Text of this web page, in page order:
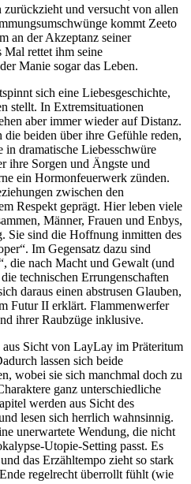
zurückzieht und versucht von allen
kommt Zeeto
an der Akzeptanz seiner
Mal rettet ihm seine
Manie sogar das Leben.
sich eine Liebesgeschichte,
stellt. In Extremsituationen
aber immer wieder auf Distanz.
beiden über ihre Gefühle reden,
dramatische Liebesschwüre
ihre Sorgen und Ängste und
ein Hormonfeuerwerk zünden.
zwischen den
Respekt geprägt. Hier leben viele
Männer, Frauen und Enbys,
Sie sind die Hoffnung inmitten des
Im Gegensatz dazu sind
die nach Macht und Gewalt (und
technischen Errungenschaften
daraus einen abstrusen Glauben,
Futur II erklärt. Flammenwerfer
ihrer Raubzüge inklusive.
Sicht von LayLay im Präteritum
lassen sich beide
wobei sie sich manchmal doch zu
ganz unterschiedliche
werden aus Sicht des
lesen sich herrlich wahnsinnig.
unerwartete Wendung, die nicht
Utopie-Setting passt. Es
das Erzähltempo zieht so stark
regelrecht überrollt fühlt (wie